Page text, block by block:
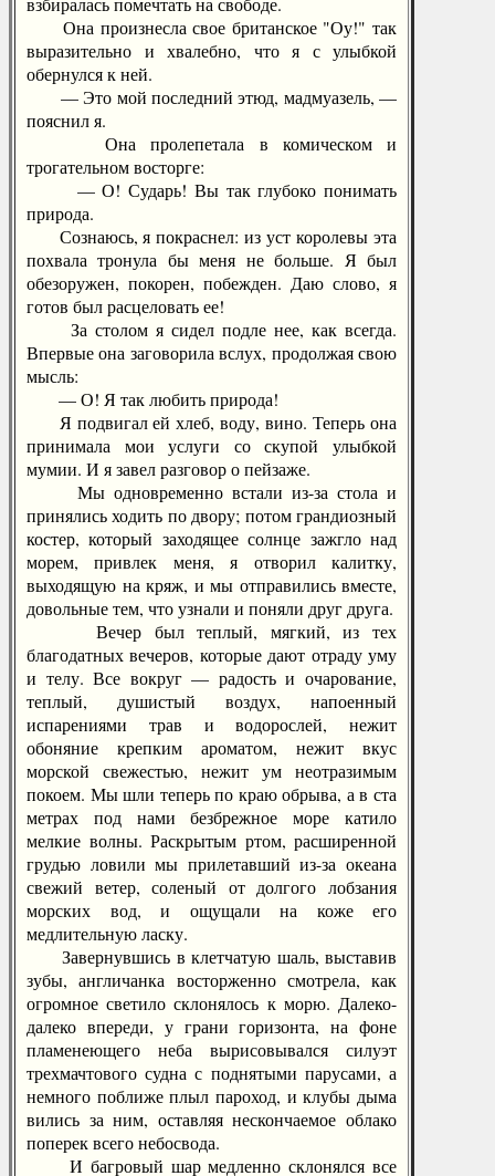
Она произнесла свое британское "Оу!" так
выразительно и хвалебно, что я с улыбкой
обернулся к ней.
— Это мой последний этюд, мадмуазель, —
пояснил я.
Она пролепетала в комическом и
трогательном восторге:
— О! Сударь! Вы так глубоко понимать
природа.
Сознаюсь, я покраснел: из уст королевы эта
похвала тронула бы меня не больше. Я был
обезоружен, покорен, побежден. Даю слово, я
готов был расцеловать ее!
За столом я сидел подле нее, как всегда.
Впервые она заговорила вслух, продолжая свою
мысль:
— О! Я так любить природа!
Я подвигал ей хлеб, воду, вино. Теперь она
принимала мои услуги со скупой улыбкой
мумии. И я завел разговор о пейзаже.
Мы одновременно встали из-за стола и
принялись ходить по двору; потом грандиозный
костер, который заходящее солнце зажгло над
морем, привлек меня, я отворил калитку,
выходящую на кряж, и мы отправились вместе,
довольные тем, что узнали и поняли друг друга.
Вечер был теплый, мягкий, из тех
благодатных вечеров, которые дают отраду уму
и телу. Все вокруг — радость и очарование,
теплый, душистый воздух, напоенный
испарениями трав и водорослей, нежит
обоняние крепким ароматом, нежит вкус
морской свежестью, нежит ум неотразимым
покоем. Мы шли теперь по краю обрыва, а в ста
метрах под нами безбрежное море катило
мелкие волны. Раскрытым ртом, расширенной
грудью ловили мы прилетавший из-за океана
свежий ветер, соленый от долгого лобзания
морских вод, и ощущали на коже его
медлительную ласку.
Завернувшись в клетчатую шаль, выставив
зубы, англичанка восторженно смотрела, как
огромное светило склонялось к морю. Далеко-
далеко впереди, у грани горизонта, на фоне
пламенеющего неба вырисовывался силуэт
трехмачтового судна с поднятыми парусами, а
немного поближе плыл пароход, и клубы дыма
вились за ним, оставляя нескончаемое облако
поперек всего небосвода.
И багровый шар медленно склонялся все